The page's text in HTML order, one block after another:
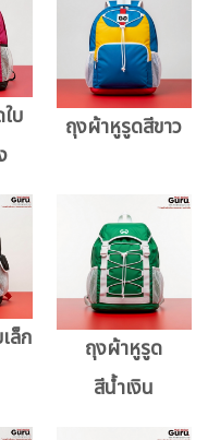
บ
ถุงผ้าหูรูดสีขาว
ล็ก
ถุงผ้าหูรูด
สีน้ำเงิน